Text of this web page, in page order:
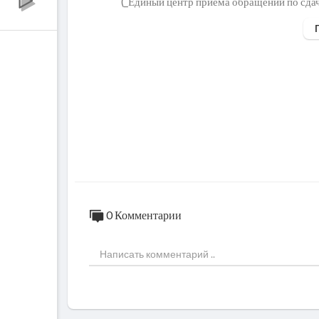
0:00 Начало за кадром
3:05 Что по семье?
5:05 Апостол платит деньги
0 Комментарии